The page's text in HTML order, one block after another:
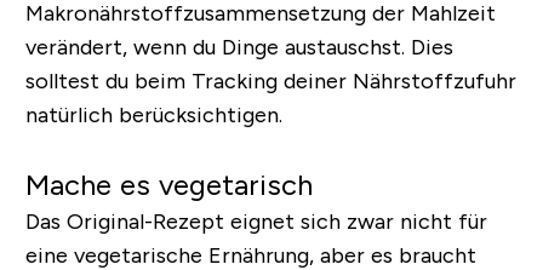
Makronährstoffzusammensetzung der Mahlzeit
verändert, wenn du Dinge austauschst. Dies
solltest du beim Tracking deiner Nährstoffzufuhr
natürlich berücksichtigen.
Mache es vegetarisch
Das Original-Rezept eignet sich zwar nicht für
eine vegetarische Ernährung, aber es braucht